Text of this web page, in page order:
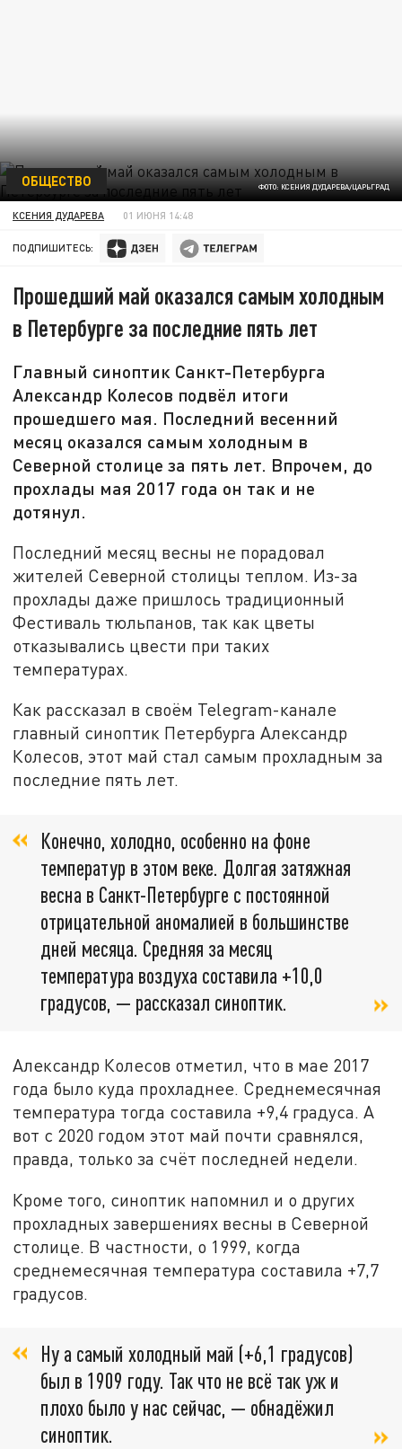
ФОТО: КСЕНИЯ ДУДАРЕВА/ЦАРЬГРАД
ОБЩЕСТВО
КСЕНИЯ ДУДАРЕВА 01 ИЮНЯ 14:48
ПОДПИШИТЕСЬ:
Прошедший май оказался самым холодным
в Петербурге за последние пять лет
Главный синоптик Санкт-Петербурга
Александр Колесов подвёл итоги
прошедшего мая. Последний весенний
месяц оказался самым холодным в
Северной столице за пять лет. Впрочем, до
прохлады мая 2017 года он так и не
дотянул.
Последний месяц весны не порадовал
жителей Северной столицы теплом. Из-за
прохлады даже пришлось традиционный
Фестиваль тюльпанов, так как цветы
отказывались цвести при таких
температурах.
Как рассказал в своём Telegram-канале
главный синоптик Петербурга Александр
Колесов, этот май стал самым прохладным за
последние пять лет.
Конечно, холодно, особенно на фоне
температур в этом веке. Долгая затяжная
весна в Санкт-Петербурге с постоянной
отрицательной аномалией в большинстве
дней месяца. Средняя за месяц
температура воздуха составила +10,0
градусов, — рассказал синоптик.
Александр Колесов отметил, что в мае 2017
года было куда прохладнее. Среднемесячная
температура тогда составила +9,4 градуса. А
вот с 2020 годом этот май почти сравнялся,
правда, только за счёт последней недели.
Кроме того, синоптик напомнил и о других
прохладных завершениях весны в Северной
столице. В частности, о 1999, когда
среднемесячная температура составила +7,7
градусов.
Ну а самый холодный май (+6,1 градусов)
был в 1909 году. Так что не всё так уж и
плохо было у нас сейчас, — обнадёжил
синоптик.